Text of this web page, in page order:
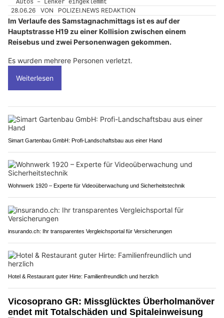
28.06.26 VON POLIZEI.NEWS REDAKTION
Im Verlaufe des Samstagnachmittags ist es auf der
Hauptstrasse H19 zu einer Kollision zwischen einem
Reisebus und zwei Personenwagen gekommen.
Es wurden mehrere Personen verletzt.
Weiterlesen
Simart Gartenbau GmbH: Profi-Landschaftsbau aus einer Hand
Wohnwerk 1920 – Experte für Videoüberwachung und Sicherheitstechnik
insurando.ch: Ihr transparentes Vergleichsportal für Versicherungen
Hotel & Restaurant guter Hirte: Familienfreundlich und herzlich
Vicosoprano GR: Missglücktes Überholmanöver
endet mit Totalschäden und Spitaleinweisung